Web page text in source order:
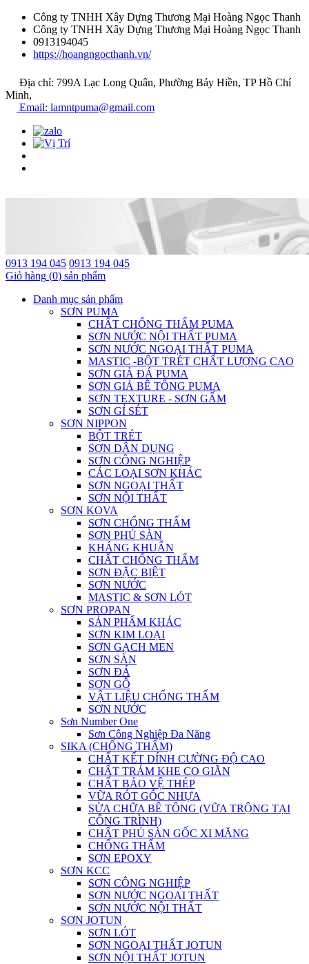
Công ty TNHH Xây Dựng Thương Mại Hoàng Ngọc Thanh
Công ty TNHH Xây Dựng Thương Mại Hoàng Ngọc Thanh
0913194045
https://hoangngocthanh.vn/
Địa chỉ: 799A Lạc Long Quân, Phường Bảy Hiền, TP Hồ Chí
Minh,
Email: lamntpuma@gmail.com
0913 194 045 0913 194 045
Giỏ hàng (0) sản phẩm
Danh mục sản phẩm
SƠN PUMA
CHẤT CHỐNG THẤM PUMA
SƠN NƯỚC NỘI THẤT PUMA
SƠN NƯỚC NGOẠI THẤT PUMA
MASTIC -BỘT TRÉT CHẤT LƯỢNG CAO
SƠN GIẢ ĐÁ PUMA
SƠN GIẢ BÊ TÔNG PUMA
SƠN TEXTURE - SƠN GẤM
SƠN GỈ SÉT
SƠN NIPPON
BỘT TRÉT
SƠN DÂN DỤNG
SƠN CÔNG NGHIỆP
CÁC LOẠI SƠN KHÁC
SƠN NGOẠI THẤT
SƠN NỘI THẤT
SƠN KOVA
SƠN CHỐNG THẤM
SƠN PHỦ SÀN
KHÁNG KHUẨN
CHẤT CHỐNG THẤM
SƠN ĐẶC BIỆT
SƠN NƯỚC
MASTIC & SƠN LÓT
SƠN PROPAN
SẢN PHẨM KHÁC
SƠN KIM LOẠI
SƠN GẠCH MEN
SƠN SÀN
SƠN ĐÁ
SƠN GỖ
VẬT LIỆU CHỐNG THẤM
SƠN NƯỚC
Sơn Number One
Sơn Công Nghiệp Đa Năng
SIKA (CHỐNG THẤM)
CHẤT KẾT DÍNH CƯỜNG ĐỘ CAO
CHẤT TRÁM KHE CO GIÃN
CHẤT BẢO VỆ THÉP
VỮA RÓT GỐC NHỰA
SỬA CHỮA BÊ TÔNG (VỮA TRỘNG TẠI
CÔNG TRÌNH)
CHẤT PHỦ SÀN GỐC XI MĂNG
CHỐNG THẤM
SƠN EPOXY
SƠN KCC
SƠN CÔNG NGHIỆP
SƠN NƯỚC NGOẠI THẤT
SƠN NƯỚC NỘI THẤT
SƠN JOTUN
SƠN LÓT
SƠN NGOẠI THẤT JOTUN
SƠN NỘI THẤT JOTUN